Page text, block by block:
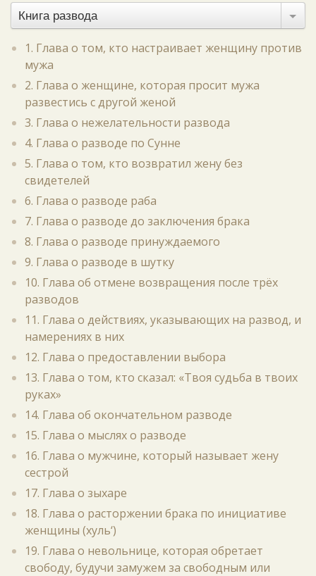
Книга развода
1. Глава о том, кто настраивает женщину против
мужа
2. Глава о женщине, которая просит мужа
развестись с другой женой
3. Глава о нежелательности развода
4. Глава о разводе по Сунне
5. Глава о том, кто возвратил жену без
свидетелей
6. Глава о разводе раба
7. Глава о разводе до заключения брака
8. Глава о разводе принуждаемого
9. Глава о разводе в шутку
10. Глава об отмене возвращения после трёх
разводов
11. Глава о действиях, указывающих на развод, и
намерениях в них
12. Глава о предоставлении выбора
13. Глава о том, кто сказал: «Твоя судьба в твоих
руках»
14. Глава об окончательном разводе
15. Глава о мыслях о разводе
16. Глава о мужчине, который называет жену
сестрой
17. Глава о зыхаре
18. Глава о расторжении брака по инициативе
женщины (хуль‘)
19. Глава о невольнице, которая обретает
свободу, будучи замужем за свободным или